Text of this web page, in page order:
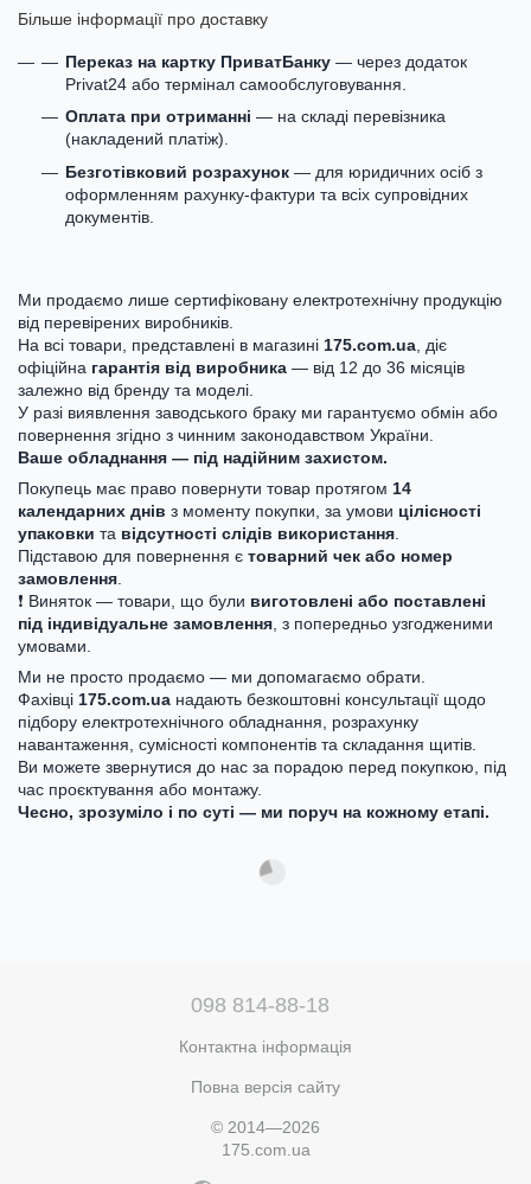
Більше інформації про доставку
Переказ на картку ПриватБанку — через додаток
Privat24 або термінал самообслуговування.
Оплата при отриманні — на складі перевізника
(накладений платіж).
Безготівковий розрахунок — для юридичних осіб з
оформленням рахунку-фактури та всіх супровідних
документів.
Ми продаємо лише сертифіковану електротехнічну продукцію
від перевірених виробників.
На всі товари, представлені в магазині 175.com.ua , діє
офіційна гарантія від виробника — від 12 до 36 місяців
залежно від бренду та моделі.
У разі виявлення заводського браку ми гарантуємо обмін або
повернення згідно з чинним законодавством України.
Ваше обладнання — під надійним захистом.
Покупець має право повернути товар протягом 14
календарних днів з моменту покупки, за умови цілісності
упаковки та відсутності слідів використання
Підставою для повернення є товарний чек або номер
замовлення
❗ Виняток — товари, що були виготовлені або поставлені
під індивідуальне замовлення , з попередньо узгодженими
умовами.
Ми не просто продаємо — ми допомагаємо обрати.
Фахівці 175.com.ua надають безкоштовні консультації щодо
підбору електротехнічного обладнання, розрахунку
навантаження, сумісності компонентів та складання щитів.
Ви можете звернутися до нас за порадою перед покупкою, під
час проєктування або монтажу.
Чесно, зрозуміло і по суті — ми поруч на кожному етапі.
098 814-88-18
Контактна інформація
Повна версія сайту
© 2014—2026
175.com.ua